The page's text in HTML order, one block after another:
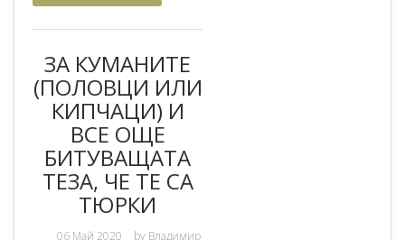
ЗА КУМАНИТЕ
(ПОЛОВЦИ ИЛИ
КИПЧАЦИ) И
ВСЕ ОЩЕ
БИТУВАЩАТА
ТЕЗА, ЧЕ ТЕ СА
ТЮРКИ
06 Май 2020 by Владимир